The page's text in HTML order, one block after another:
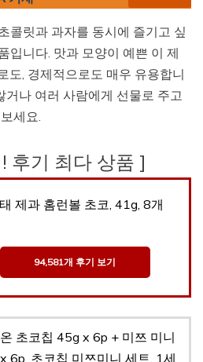
콜릿과 과자를 동시에 즐기고 싶
입니다. 맛과 모양이 예쁜 이 제
도, 경제적으로도 매우 유용합니
거나 여러 사람에게 선물로 주고
세요.
후기 최다 상품 ]
제과 홈런볼 초코, 41g, 8개
94,581개 후기 보기
초코칩 45g x 6p + 미쯔 미니
6p, 초코칩 미쯔미니 세트, 1세